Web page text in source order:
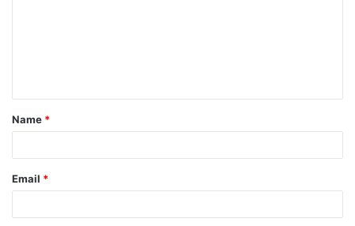
t
*
Name *
Email *